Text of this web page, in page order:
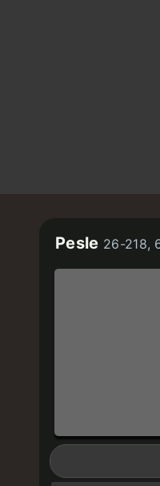
Pesle 26-218,